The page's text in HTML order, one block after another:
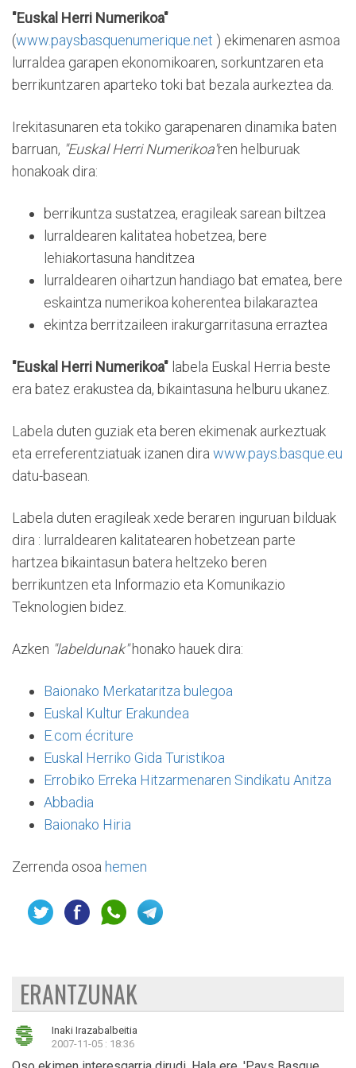
"Euskal Herri Numerikoa"
(www.paysbasquenumerique.net ) ekimenaren asmoa
lurraldea garapen ekonomikoaren, sorkuntzaren eta
berrikuntzaren aparteko toki bat bezala aurkeztea da.
Irekitasunaren eta tokiko garapenaren dinamika baten
barruan, "Euskal Herri Numerikoa"ren helburuak
honakoak dira:
berrikuntza sustatzea, eragileak sarean biltzea
lurraldearen kalitatea hobetzea, bere
lehiakortasuna handitzea
lurraldearen oihartzun handiago bat ematea, bere
eskaintza numerikoa koherentea bilakaraztea
ekintza berritzaileen irakurgarritasuna erraztea
"Euskal Herri Numerikoa" labela Euskal Herria beste
era batez erakustea da, bikaintasuna helburu ukanez.
Labela duten guziak eta beren ekimenak aurkeztuak
eta erreferentziatuak izanen dira www.pays.basque.eu
datu-basean.
Labela duten eragileak xede beraren inguruan bilduak
dira : lurraldearen kalitatearen hobetzean parte
hartzea bikaintasun batera heltzeko beren
berrikuntzen eta Informazio eta Komunikazio
Teknologien bidez.
Azken "labeldunak"honako hauek dira:
Baionako Merkataritza bulegoa
Euskal Kultur Erakundea
E.com écriture
Euskal Herriko Gida Turistikoa
Errobiko Erreka Hitzarmenaren Sindikatu Anitza
Abbadia
Baionako Hiria
Zerrenda osoa hemen
ERANTZUNAK
Inaki Irazabalbeitia
2007-11-05 : 18:36